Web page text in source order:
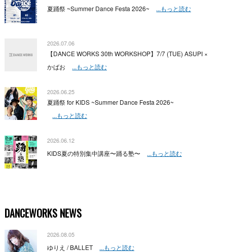
夏踊祭 ~Summer Dance Festa 2026~ ...もっと読む
2026.07.06
【DANCE WORKS 30th WORKSHOP】7/7 (TUE) ASUPI ×
かばお
...もっと読む
2026.06.25
夏踊祭 for KIDS ~Summer Dance Festa 2026~
...もっと読む
2026.06.12
KIDS夏の特別集中講座〜踊る塾〜 ...もっと読む
DANCEWORKS NEWS
2026.08.05
ゆりえ / BALLET ...もっと読む